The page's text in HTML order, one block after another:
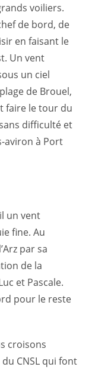
voiliers.
de bord, de
en faisant le
Un vent
un ciel
de Brouel,
faire le tour du
difficulté et
aviron à Port
un vent
fine.Au
par sa
de la
et Pascale.
pour le reste
croisons
CNSL qui font